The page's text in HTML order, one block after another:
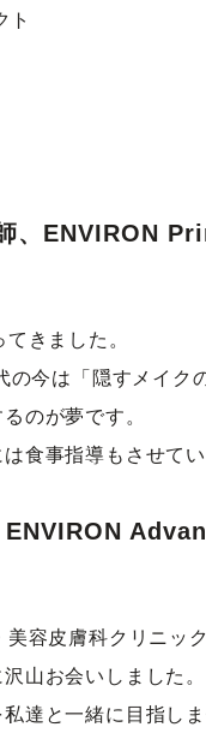
ト
、ENVIRON
きました。
今は「隠すメイ
のが夢です。
食事指導もさせて
容皮膚科クリニッ
山お会いしました。
達と一緒に目指し